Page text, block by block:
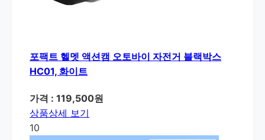
포팩트 헬멧 액션캠 오토바이 자전거 블랙박스
HC01, 화이트
가격 : 119,500원
상품상세 보기
10